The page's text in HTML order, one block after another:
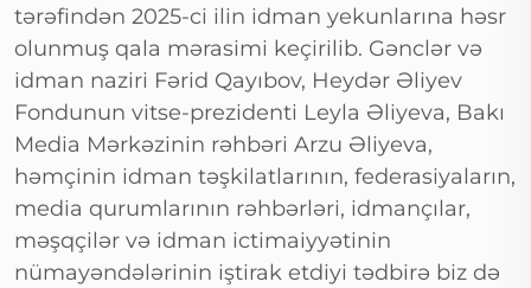
tərəfindən 2025-ci ilin idman yekunlarına həsr
olunmuş qala mərasimi keçirilib. Gənclər və
idman naziri Fərid Qayıbov, Heydər Əliyev
Fondunun vitse-prezidenti Leyla Əliyeva, Bakı
Media Mərkəzinin rəhbəri Arzu Əliyeva,
həmçinin idman təşkilatlarının, federasiyaların,
media qurumlarının rəhbərləri, idmançılar,
məşqçilər və idman ictimaiyyətinin
nümayəndələrinin iştirak etdiyi tədbirə biz də